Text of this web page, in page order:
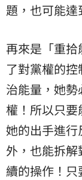
題，也可能
再來是「重
了對黨權的
治能量，她
權！所以只
她的出手進
外，也能拆
續的操作！